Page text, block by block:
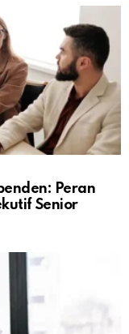
Peran
Senior